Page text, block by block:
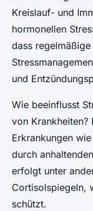
Kreislauf- und
hormonellen
dass
und
Wie beeinflusst
von Krankheiten?
Erkrankungen
durch
erfolgt unter
Cortisolspiegeln,
schützt.